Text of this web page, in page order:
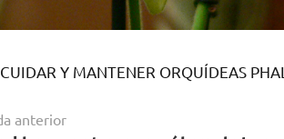
Y MANTENER ORQUÍDEAS
anterior